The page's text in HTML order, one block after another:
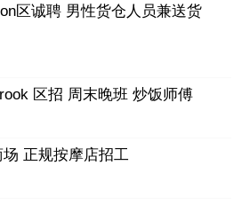
区诚聘 男性货仓人员兼送货
区招 周末晚班 炒饭师傅
正规按摩店招工